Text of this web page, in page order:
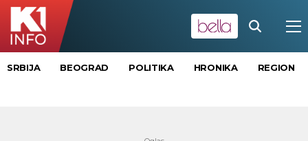
SRBIJA BEOGRAD POLITIKA HRONIKA REGION